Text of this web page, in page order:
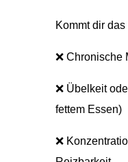
Kommt dir
❌ Chronische
❌ Übelkeit
fettem Essen)
❌